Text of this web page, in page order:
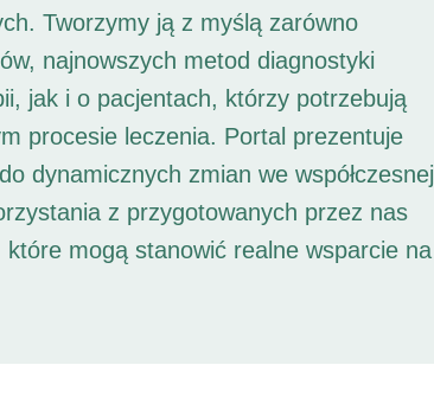
Tworzymy ją z myślą zarówno
najnowszych metod diagnostyki
jak i o pacjentach, którzy potrzebują
procesie leczenia. Portal prezentuje
dynamicznych zmian we współczesnej
z przygotowanych przez nas
mogą stanowić realne wsparcie na